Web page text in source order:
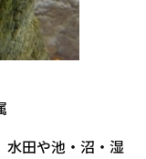
水田や池・沼・湿